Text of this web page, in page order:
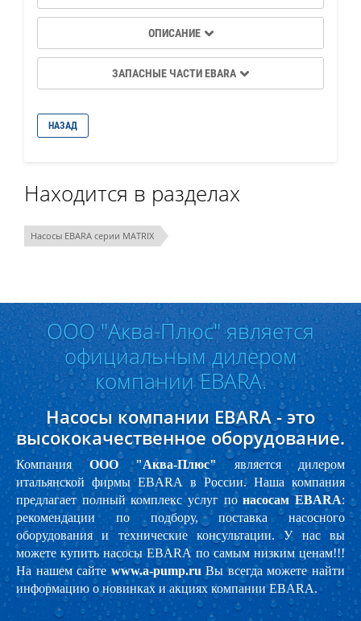
ОПИСАНИЕ
ЗАПАСНЫЕ ЧАСТИ EBARA
НАЗАД
Находится в разделах
Насосы EBARA серии MATRIX
ООО "Аква-Плюс" является
официальным дилером
компании EBARA.
Насосы компании EBARA - это
высококачественное оборудование.
КомпанияООО "Аква-Плюс" является дилером
итальянской фирмы EBARA в России. Наша компания
предлагает полный комплекс услуг понасосам EBARA:
рекомендации по подбору, поставка насосного
оборудования и технические консультации.У нас вы
можете купить насосы EBARA по самым низким ценам!!!
На нашем сайте www.a-pump.ru Вы всегда можете найти
информацию о новинках и акциях компании EBARA.